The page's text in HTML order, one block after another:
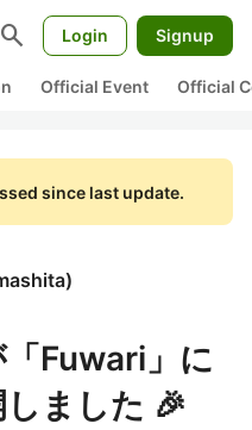
search Login Signup
Official Event Official
since last update.
)
Fuwari」に
ました 🎉